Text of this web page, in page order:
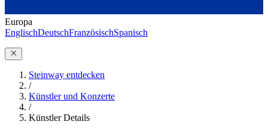
Europa
EnglischDeutschFranzösischSpanisch
Steinway entdecken
/
Künstler und Konzerte
/
Künstler Details